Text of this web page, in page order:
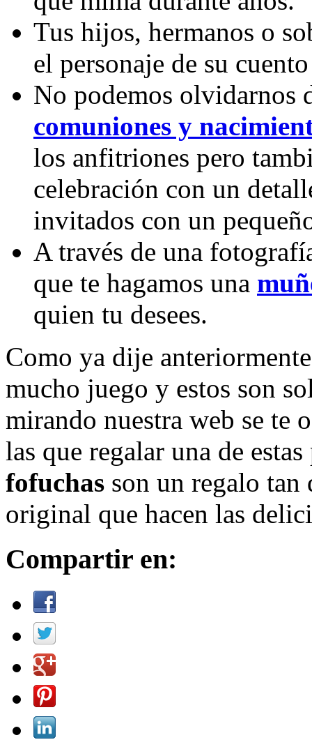
Tus hijos, hermanos o
el personaje de su
No podemos olvidarnos
comuniones y
los anfitriones pero
celebración con un
invitados con un
A través de una
que te hagamos una
quien tu desees.
Como ya dije
mucho juego y estos son
mirando nuestra web se te
las que regalar una de
fofuchas son un regalo
original que hacen las
Compartir en: